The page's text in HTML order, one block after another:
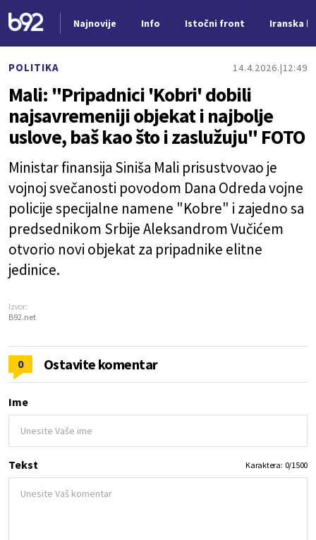
Najnovije Info Istočni front Iranska
POLITIKA 14.4.2026. 12:49
Mali: "Pripadnici 'Kobri' dobili
najsavremeniji objekat i najbolje
uslove, baš kao što i zaslužuju" FOTO
Ministar finansija Siniša Mali prisustvovao je
vojnoj svečanosti povodom Dana Odreda vojne
policije specijalne namene "Kobre" i zajedno sa
predsednikom Srbije Aleksandrom Vučićem
otvorio novi objekat za pripadnike elitne
jedinice.
Izvor:
B92.net
0 Ostavite komentar
Ime
Tekst Karaktera: 0/1500